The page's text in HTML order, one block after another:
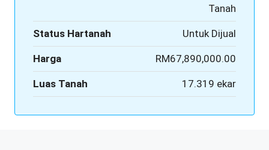
Tanah
Status Hartanah Untuk Dijual
Harga RM67,890,000.00
Luas Tanah 17.319 ekar